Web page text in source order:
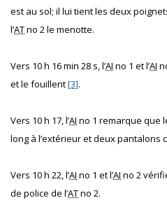
est au sol; il lui tient les deux
l’ATno 2 le menotte.
Vers 10 h 16 min 28 s, l’AI no 1 et l’AI
et le fouillent[3].
Vers 10 h 17, l’AI no 1 remarque que
long à l’extérieur et deux pantalons
Vers 10 h 22, l’AI no 1 et l’AI no 2
de police de l’ATno 2.